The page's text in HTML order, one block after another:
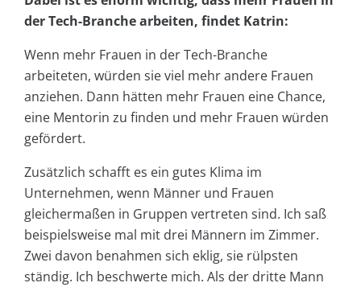
der Tech-Branche arbeiten, findet Katrin:
Wenn mehr Frauen in der Tech-Branche
arbeiteten, würden sie viel mehr andere Frauen
anziehen. Dann hätten mehr Frauen eine Chance,
eine Mentorin zu finden und mehr Frauen würden
gefördert.
Zusätzlich schafft es ein gutes Klima im
Unternehmen, wenn Männer und Frauen
gleichermaßen in Gruppen vertreten sind. Ich saß
beispielsweise mal mit drei Männern im Zimmer.
Zwei davon benahmen sich eklig, sie rülpsten
ständig. Ich beschwerte mich. Als der dritte Mann